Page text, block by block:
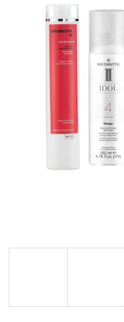
BODY BY SIMONA MELOUN
RUČNĚ VYRÁBĚNÉ